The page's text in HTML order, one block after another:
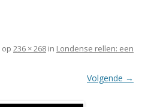
op 236 × 268 in Londense rellen: een
Volgende →